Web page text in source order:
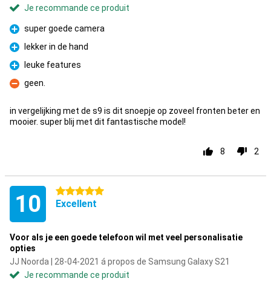
Je recommande ce produit
Pour
super goede camera
Pour
lekker in de hand
Pour
leuke features
Contre
geen.
in vergelijking met de s9 is dit snoepje op zoveel fronten beter en
mooier. super blij met dit fantastische model!
8 2
10 5 étoiles
Excellent
Voor als je een goede telefoon wil met veel personalisatie
opties
JJ Noorda | 28-04-2021 á propos de Samsung Galaxy S21
Je recommande ce produit